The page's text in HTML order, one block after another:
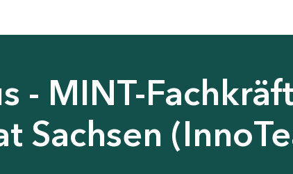
- MINT-
Sachsen